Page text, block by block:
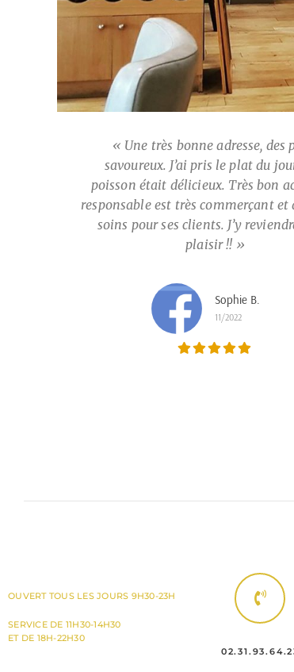
« Une très bonne adresse, des
savoureux. J’ai pris le plat du
poisson était délicieux. Très bon
responsable est très commerçant et
soins pour ses clients. J’y
plaisir !! »
Sophie B.
11/2022
OUVERT TOUS LES JOURS 9H30-23H
SERVICE DE 11H30-14H30
ET DE 18H-22H30